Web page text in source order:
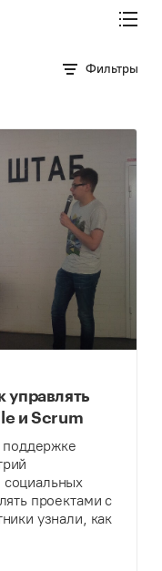
Фильтры
управлять
и Scrum
поддержке
проектами с
узнали, как
а…